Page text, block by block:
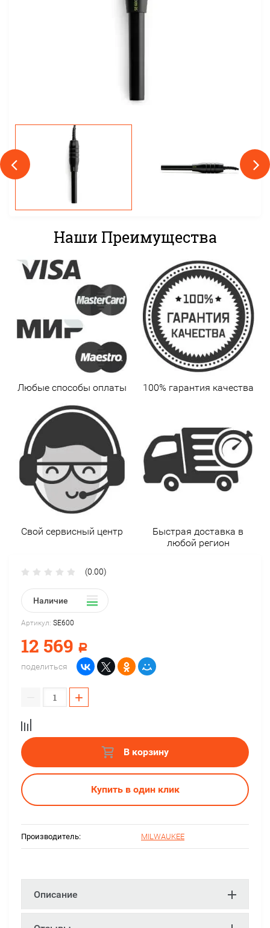
Наши Преимущества
Любые способы оплаты 100% гарантия качества
Свой сервисный центр
Быстрая доставка в
любой регион
(0.00)
Наличие
Артикул: SE600
12 569 Р
поделиться
+
В корзину
Купить в один клик
Производитель: MILWAUKEE
Описание